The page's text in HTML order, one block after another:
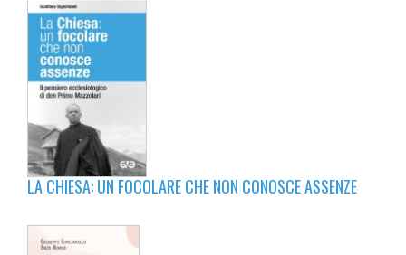
LA CHIESA: UN FOCOLARE CHE NON CONOSCE ASSENZE